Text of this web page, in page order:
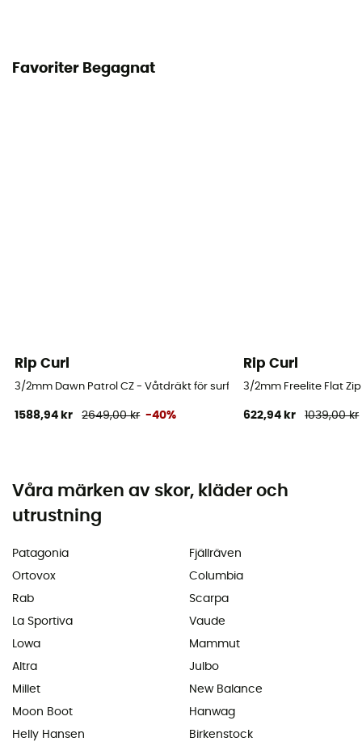
Favoriter Begagnat
Rip Curl
3/2mm Dawn Patrol CZ - Våtdräkt för surfing - Børn
1588,94 kr 2649,00 kr -40%
Rip Curl
3/2mm Freelite Flat
622,94 kr 1039,00 kr
Våra märken av skor, kläder och
utrustning
Patagonia
Ortovox
Rab
La Sportiva
Lowa
Altra
Millet
Moon Boot
Helly Hansen
Fjällräven
Columbia
Scarpa
Vaude
Mammut
Julbo
New Balance
Hanwag
Birkenstock